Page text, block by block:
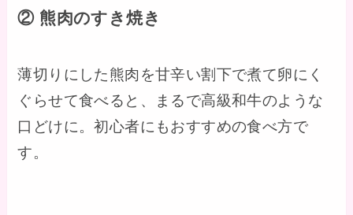
② 熊肉のすき焼き
薄切りにした熊肉を甘辛い割下で煮て卵にく
ぐらせて食べると、まるで高級和牛のような
口どけに。初心者にもおすすめの食べ方で
す。